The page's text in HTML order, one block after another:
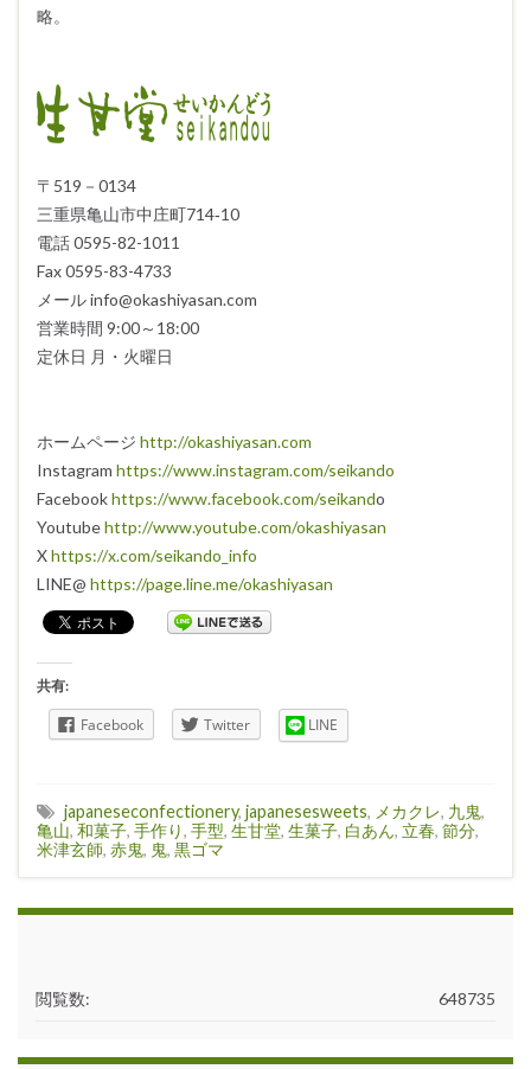
略。
〒519－0134
三重県亀山市中庄町714‐10
電話 0595-82-1011
Fax 0595-83-4733
メール info@okashiyasan.com
営業時間 9:00～18:00
定休日 月・火曜日
ホームページ http://okashiyasan.com
Instagram https://www.instagram.com/seikando
Facebookhttps://www.facebook.com/seikando
Youtubehttp://www.youtube.com/okashiyasan
Xhttps://x.com/seikando_info
LINE@ https://page.line.me/okashiyasan
共有:
Facebook Twitter LINE
japaneseconfectionery, japanesesweets, メカクレ, 九鬼,
亀山, 和菓子, 手作り, 手型, 生甘堂, 生菓子, 白あん, 立春, 節分,
米津玄師, 赤鬼, 鬼, 黒ゴマ
648735
閲覧数: